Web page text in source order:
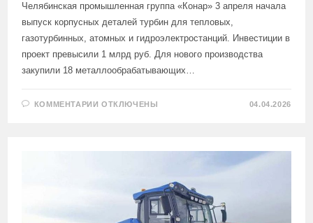
Челябинская промышленная группа «Конар» 3 апреля начала
выпуск корпусных деталей турбин для тепловых,
газотурбинных, атомных и гидроэлектростанций. Инвестиции в
проект превысили 1 млрд руб. Для нового производства
закупили 18 металлообрабатывающих…
КОММЕНТАРИИ К
ПРОИЗВОДСТВО
ЭЛЕКТРОСТАНЦИЙ
ОТКЛЮЧЕНЫ 04.04.2026